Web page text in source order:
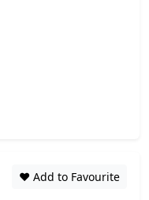
❤️ Add to Favourite